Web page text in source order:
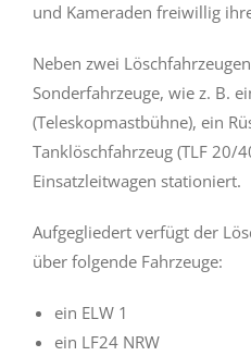
und Kameraden freiwillig
Neben zwei
Sonderfahrzeuge, wie z. B.
(Teleskopmastbühne), ein
Tanklöschfahrzeug (TLF 20/
Einsatzleitwagen stationiert.
Aufgegliedert verfügt der
über folgende Fahrzeuge:
ein ELW 1
ein LF24 NRW